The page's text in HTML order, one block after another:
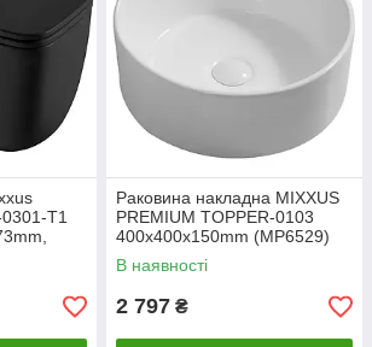
T1
1.0
Раковина накладна MIXXUS
PREMIUM TOPPER-0103
400х400х150mm (MP6529)
В наявності
2 797 ₴